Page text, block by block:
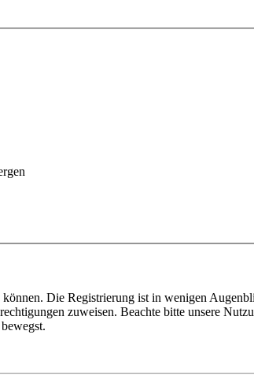
Die Registrierung ist in wenigen
zuweisen. Beachte bitte unsere